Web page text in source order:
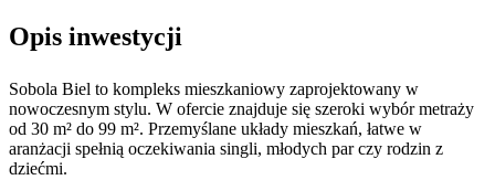
Opis inwestycji
Sobola Biel to kompleks mieszkaniowy zaprojektowany w
nowoczesnym stylu. W ofercie znajduje się szeroki wybór metraży
od 30 m² do 99 m². Przemyślane układy mieszkań, łatwe w
aranżacji spełnią oczekiwania singli, młodych par czy rodzin z
dziećmi.